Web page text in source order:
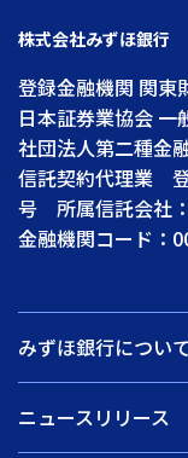
株式会社みずほ銀行
登録金融機関 関
日本証券業協会
社団法人第二種金
信託契約代理業
号 所属信託会社
金融機関コード：
みずほ銀行につい
ニュースリリース